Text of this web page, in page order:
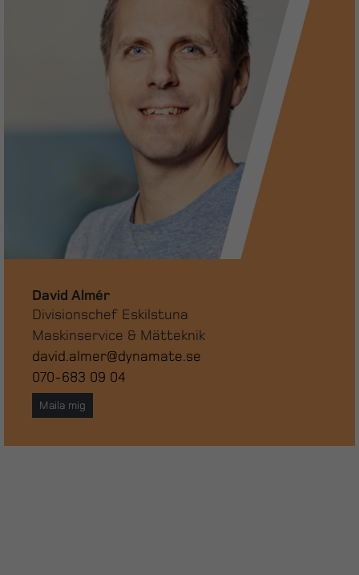
David Almér
Divisionschef Eskilstuna
Maskinservice & Mätteknik
david.almer@dynamate.se
070-683 09 04
Maila mig